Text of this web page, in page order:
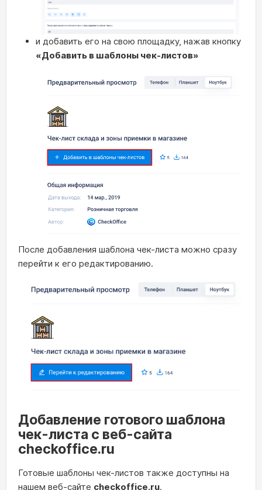
и добавить его на свою площадку, нажав кнопку
«Добавить в шаблоны чек-листов»
После добавления шаблона чек-листа можно сразу
перейти к его редактированию.
Добавление готового шаблона
чек-листа с веб-сайта
checkoffice.ru
Готовые шаблоны чек-листов также доступны на
нашем веб-сайте checkoffice.ru.